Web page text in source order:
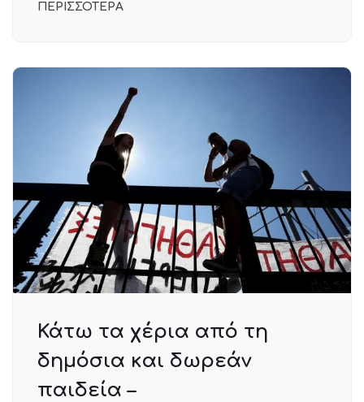
ΠΕΡΙΣΣΟΤΕΡΑ
Κάτω τα χέρια από τη
δημόσια και δωρεάν
παιδεία –